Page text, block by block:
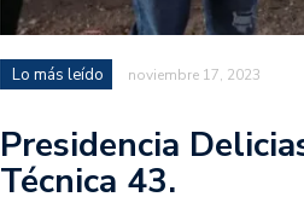
Lo más leído noviembre 17, 2023
Presidencia
Técnica 43.